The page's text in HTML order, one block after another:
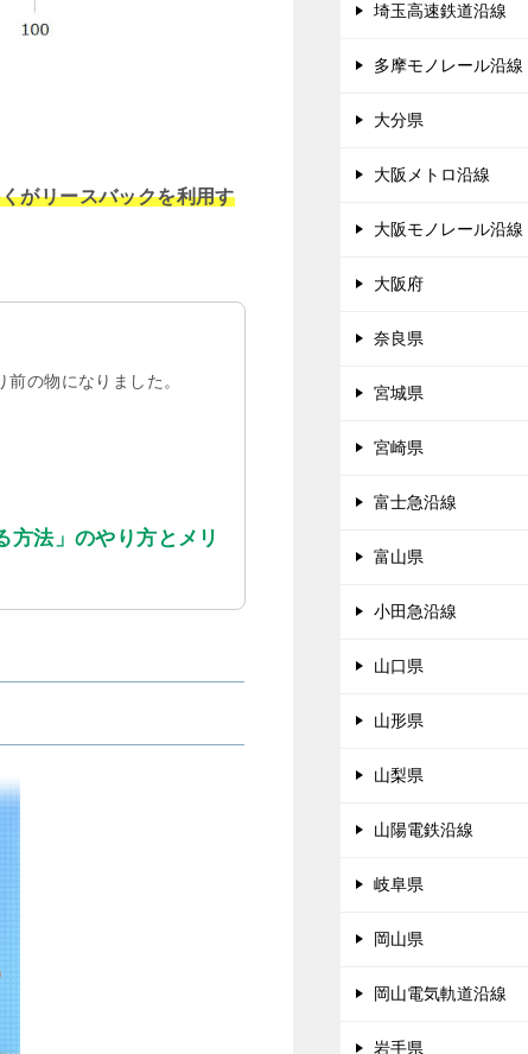
がリースバックを利用す
の物になりました。
方法」のやり方とメリ
埼玉高速鉄道沿線
多摩モノレール沿線
大分県
大阪メトロ沿線
大阪モノレール沿線
大阪府
奈良県
宮城県
宮崎県
富士急沿線
富山県
小田急沿線
山口県
山形県
山梨県
山陽電鉄沿線
岐阜県
岡山県
岡山電気軌道沿線
岩手県